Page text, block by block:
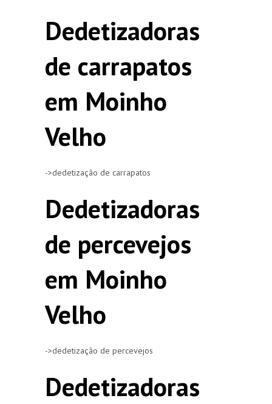
Dedetizadoras
de carrapatos
em Moinho
Velho
->dedetização de carrapatos
Dedetizadoras
de percevejos
em Moinho
Velho
->dedetização de percevejos
Dedetizadoras